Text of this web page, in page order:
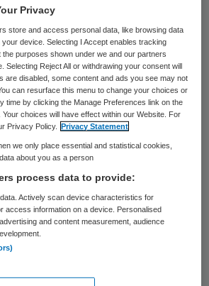
bedrijfsvoering
& complexe psychiatrie en
Zij volgt Dick Veluwenkamp
tot de raad van
bedrijfskunde aan de
Groningen en heeft, na een
advieswerk bij KPMG,
zorg gemaakt. Als manager
heeft zij diverse
in de zorg ondersteund bij
1 september werkte zij als
snijdende specialismen bij
Privacy
store and access personal data, like browsing data
device. Selecting I Accept enables tracking
the purposes shown under we and our partners
Selecting Reject All or withdrawing your consent will
are disabled, some content and ads you see may not
can resurface this menu to change your choices or
time by clicking the Manage Preferences link on the
Your choices will have effect within our Website. For
Privacy Policy.
Privacy Statement
we only place essential and statistical cookies,
about you as a person
process data to provide:
Actively scan device characteristics for
access information on a device. Personalised
and content measurement, audience